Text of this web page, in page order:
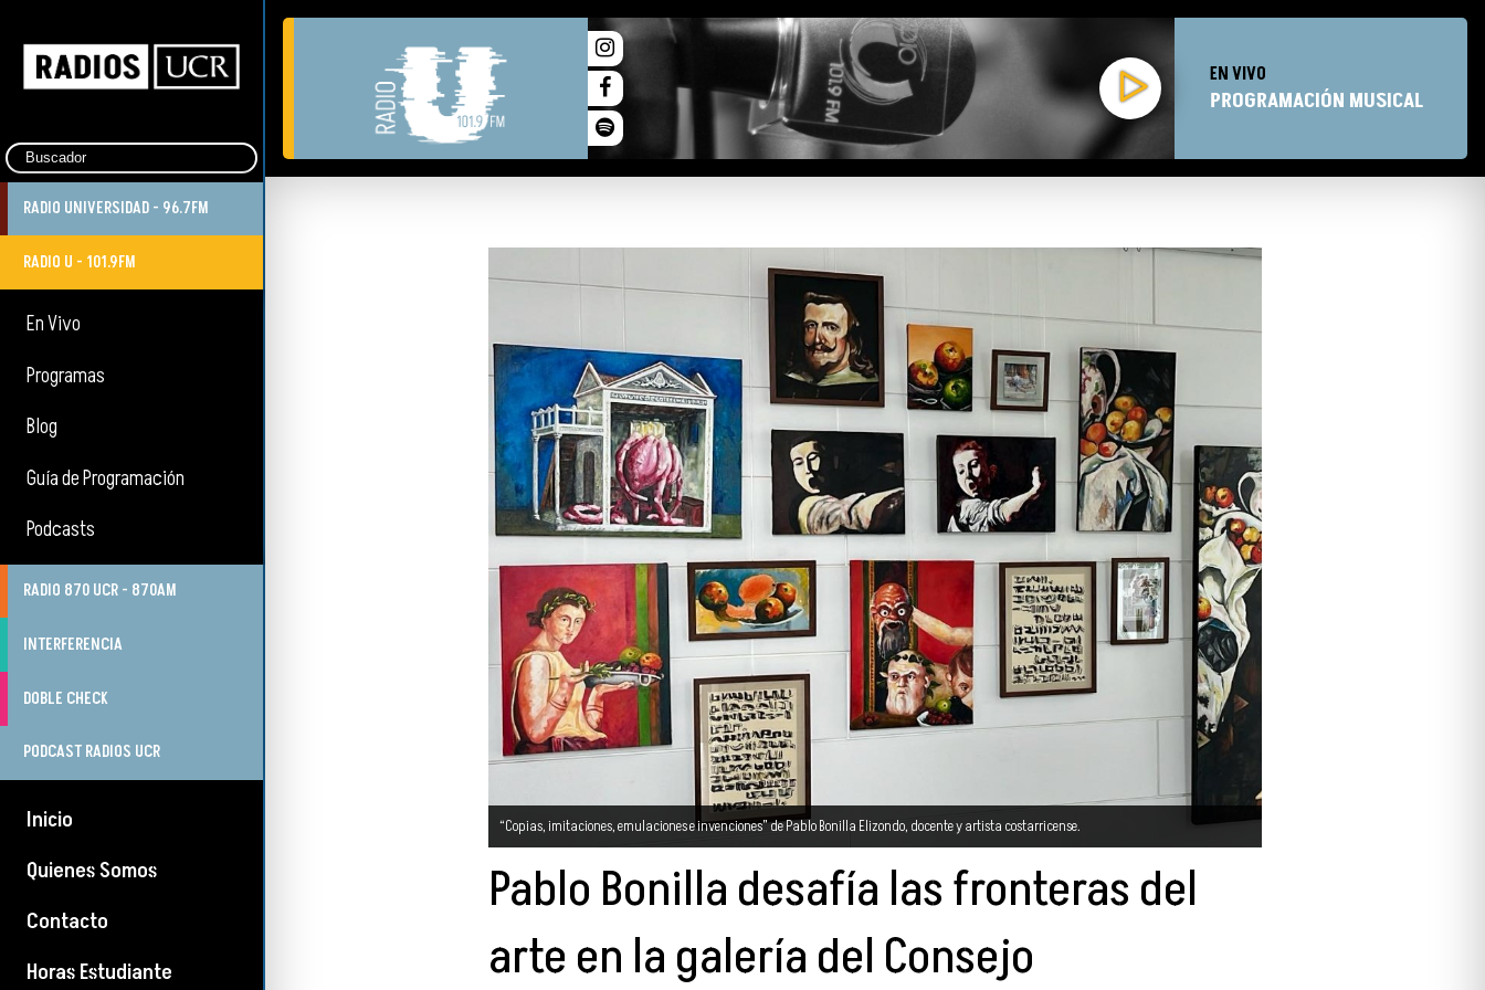
RADIO UNIVERSIDAD - 96.7FM
RADIO U - 101.9FM
En Vivo
Programas
Blog
Guía de Programación
Podcasts
RADIO 870 UCR - 870AM
INTERFERENCIA
DOBLE CHECK
PODCAST RADIOS UCR
Inicio
Quienes Somos
Contacto
Horas Estudiante
EN VIVO
PROGRAMACIÓN MUSICAL
“Copias, imitaciones, emulaciones e invenciones” de Pablo Bonilla Elizondo, docente y artista costarricense.
Pablo Bonilla desafía las fronteras del
arte en la galería del Consejo